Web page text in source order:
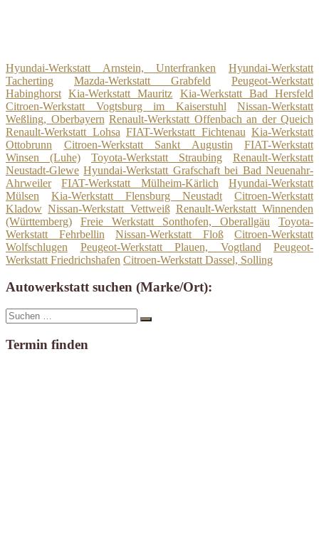
Hyundai-Werkstatt Arnstein, Unterfranken
Hyundai-Werkstatt
Tacherting
Mazda-Werkstatt Grabfeld
Peugeot-Werkstatt
Habinghorst
Kia-Werkstatt Mauritz
Kia-Werkstatt Bad Hersfeld
Citroen-Werkstatt Vogtsburg im Kaiserstuhl
Nissan-Werkstatt
Weßling, Oberbayern Renault-Werkstatt Offenbach an der Queich
Renault-Werkstatt Lohsa FIAT-Werkstatt Fichtenau Kia-Werkstatt
Ottobrunn
Citroen-Werkstatt Sankt Augustin
FIAT-Werkstatt
Winsen (Luhe)
Toyota-Werkstatt Straubing
Renault-Werkstatt
Neustadt-Glewe Hyundai-Werkstatt Grafschaft bei Bad Neuenahr-
Ahrweiler
FIAT-Werkstatt Mülheim-Kärlich
Hyundai-Werkstatt
Mülsen
Kia-Werkstatt Flensburg Neustadt
Citroen-Werkstatt
Kladow Nissan-Werkstatt Vettweiß Renault-Werkstatt Winnenden
(Württemberg)
Freie Werkstatt Sonthofen, Oberallgäu
Toyota-
Werkstatt Fehrbellin
Nissan-Werkstatt Floß
Citroen-Werkstatt
Wolfschlugen
Peugeot-Werkstatt Plauen, Vogtland
Peugeot-
Werkstatt Friedrichshafen Citroen-Werkstatt Dassel, Solling
Autowerkstatt suchen (Marke/Ort):
Suche
nach:
Suchen
Termin finden